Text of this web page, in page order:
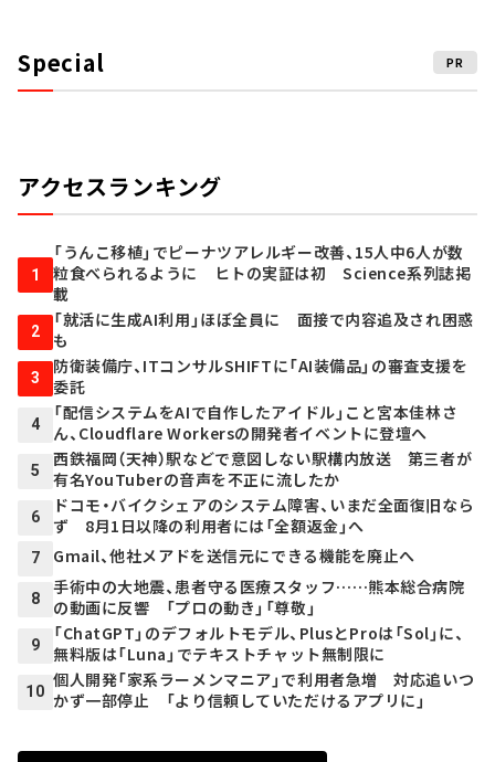
Special PR
アクセスランキング
1
「うんこ移植」でピーナツアレルギー改善、15人中6人が数
粒食べられるように ヒトの実証は初 Science系列誌掲
載
2
「就活に生成AI利用」ほぼ全員に 面接で内容追及され困惑
も
3
防衛装備庁、ITコンサルSHIFTに「AI装備品」の審査支援を
委託
4
「配信システムをAIで自作したアイドル」こと宮本佳林さ
ん、Cloudflare Workersの開発者イベントに登壇へ
5
西鉄福岡（天神）駅などで意図しない駅構内放送 第三者が
有名YouTuberの音声を不正に流したか
6
ドコモ・バイクシェアのシステム障害、いまだ全面復旧なら
ず 8月1日以降の利用者には「全額返金」へ
7 Gmail、他社メアドを送信元にできる機能を廃止へ
8
手術中の大地震、患者守る医療スタッフ……熊本総合病院
の動画に反響 「プロの動き」「尊敬」
9
「ChatGPT」のデフォルトモデル、PlusとProは「Sol」に、
無料版は「Luna」でテキストチャット無制限に
10
個人開発「家系ラーメンマニア」で利用者急増 対応追いつ
かず一部停止 「より信頼していただけるアプリに」